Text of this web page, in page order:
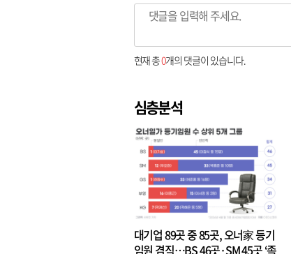
현재 총0개의 댓글이 있습니다.
심층분석
대기업 89곳 중 85곳, 오너家 등기
임원 겸직…BS 46곳·SM 45곳 ‘족